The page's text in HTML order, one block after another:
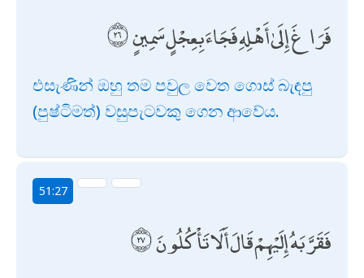
فَرَاغَ إِلَىٰ أَهْلِهِ فَجَاءَ بِعِجْلٍ سَمِينٍ
එසැණින් ඔහු තම පවුල වෙත ගොස් බැඳපු
(පුෂ්ටිමත්) වසුපැටවකු ගෙන ආවේය.
51:27
فَقَرَّبَهُ إِلَيْهِمْ قَالَ أَلَا تَأْكُلُونَ